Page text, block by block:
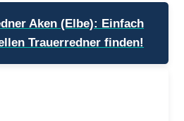
Aken (Elbe): Einfach
Trauerredner finden!